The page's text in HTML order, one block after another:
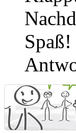
Spaß!